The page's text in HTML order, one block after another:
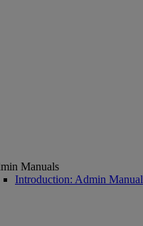
Manuals
Introduction: Admin Manual